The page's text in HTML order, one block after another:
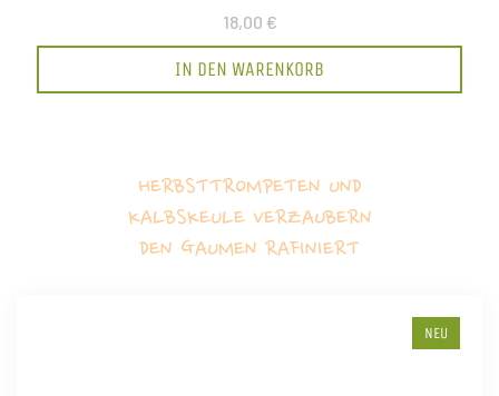
18,00 €
IN DEN WARENKORB
HERBSTTROMPETEN UND
KALBSKEULE VERZAUBERN
DEN GAUMEN RAFINIERT
NEU